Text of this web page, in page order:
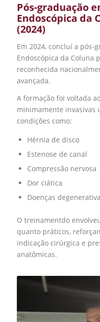
Pós-graduação
Endoscópica da
(2024)
Em 2024, concluí a pós-
Endoscópica da Coluna
reconhecida
avançada.
A formação foi voltada
minimamente invasivas
condições como:
Hérnia de disco
Estenose de canal
Compressão nervosa
Dor ciática
Doenças
O treinamentdo
quanto práticos,
indicação cirúrgica e
anatômicas.